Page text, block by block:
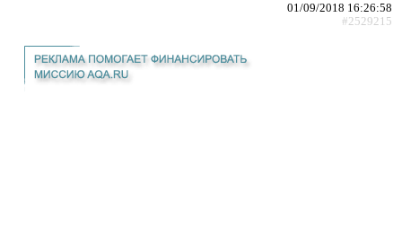
01/09/2018 16:26:58
#2529215